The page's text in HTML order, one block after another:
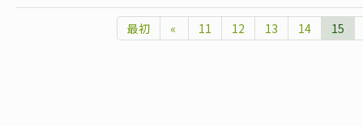
最初 « 11 12 13 14 15